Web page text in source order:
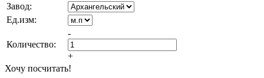
Завод:
Ед.изм:
Количество:
-
+
Хочу посчитать!